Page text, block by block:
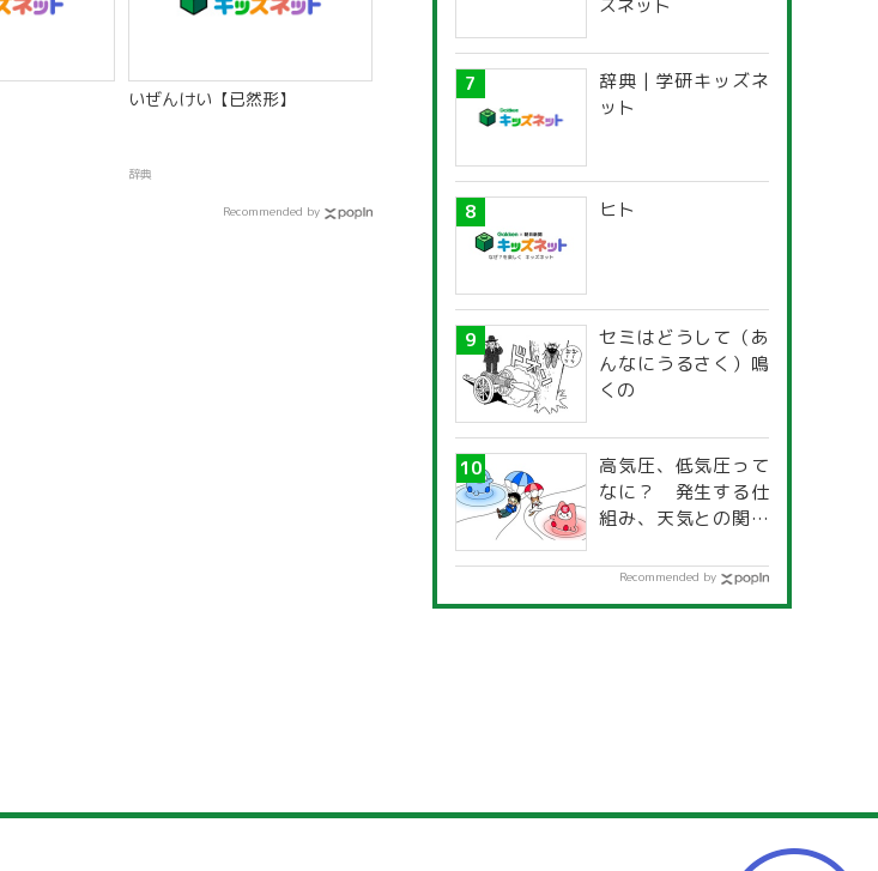
いぜんけい【已然形】
辞典
Recommended by
ズネット
辞典 | 学研キッズネ
ット
ヒト
セミはどうして（あ
んなにうるさく）鳴
くの
高気圧、低気圧って
なに？ 発生する仕
組み、天気との関係
Recommended by